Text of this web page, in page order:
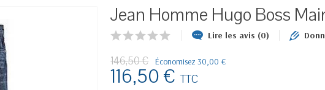
Jean Homme Hugo Boss
Lire les avis (0)
146,50 € Économisez 30,00 €
116,50 €TTC